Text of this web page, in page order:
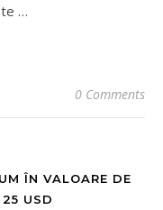
…
0 Comments
ÎN VALOARE DE
USD